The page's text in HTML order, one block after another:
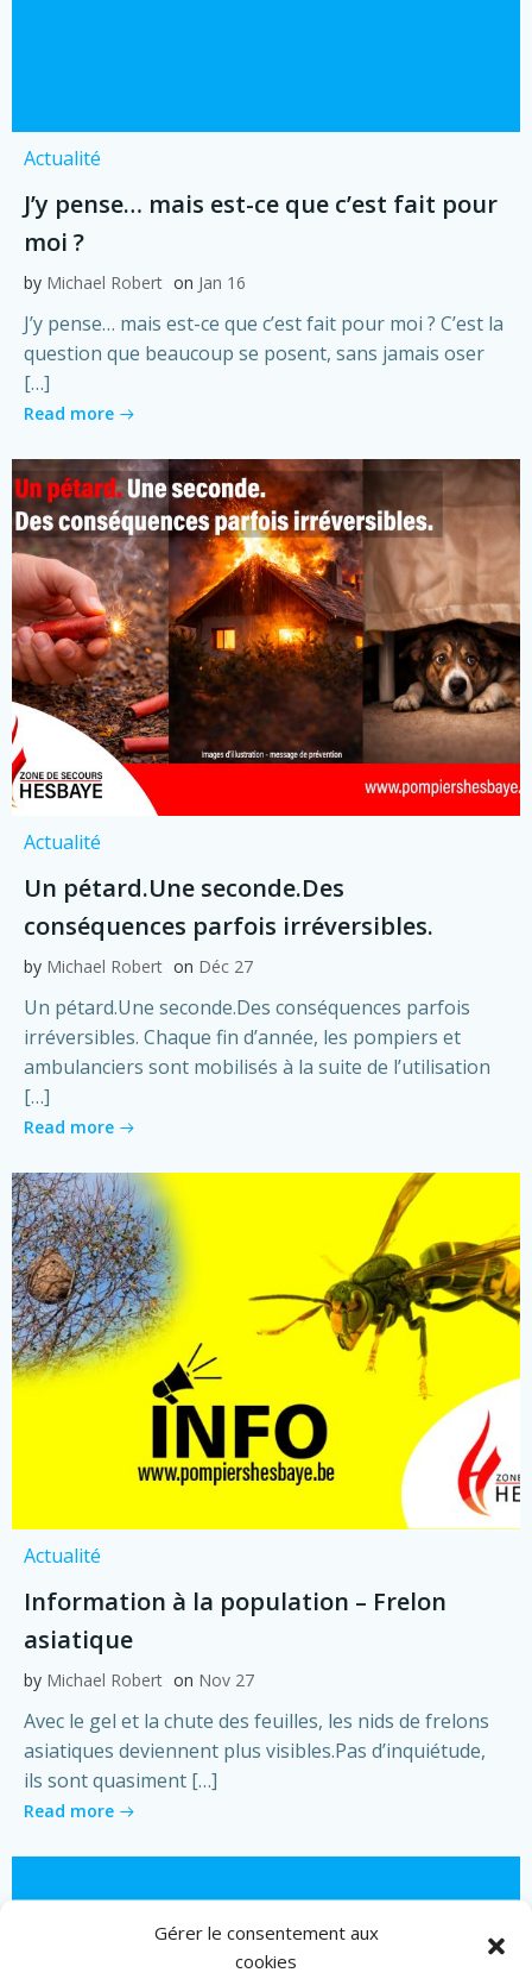
Gérer le consentement aux
cookies
Actualité
J’y pense… mais est-ce que c’est fait pour
moi ?
by Michael Robert on Jan 16
J’y pense… mais est-ce que c’est fait pour moi ? C’est la
question que beaucoup se posent, sans jamais oser
[…]
Read more
Actualité
Un pétard.Une seconde.Des
conséquences parfois irréversibles.
by Michael Robert on Déc 27
Un pétard.Une seconde.Des conséquences parfois
irréversibles. Chaque fin d’année, les pompiers et
ambulanciers sont mobilisés à la suite de l’utilisation
[…]
Read more
Actualité
Information à la population – Frelon
asiatique
by Michael Robert on Nov 27
Avec le gel et la chute des feuilles, les nids de frelons
asiatiques deviennent plus visibles.Pas d’inquiétude,
ils sont quasiment […]
Read more